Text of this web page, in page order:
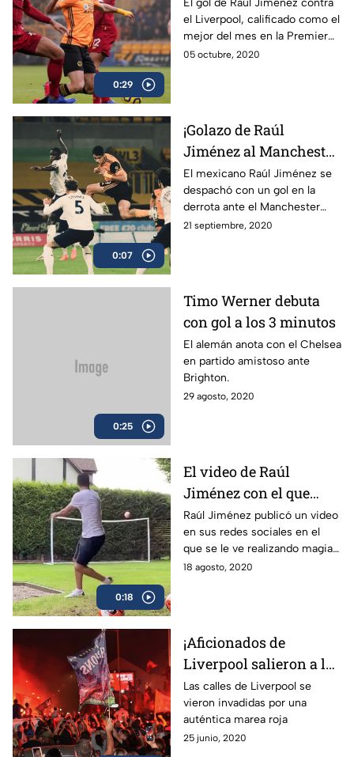
0:29
tenga bien presente!
El gol de Raúl Jiménez contra
el Liverpool, calificado como el
mejor del mes en la Premier
League, lo recordamos por la
05 octubre, 2020
0:07
¡Golazo de Raúl
Jiménez al Manchester
City, en VIDEO!
El mexicano Raúl Jiménez se
despachó con un gol en la
derrota ante el Manchester
City de este lunes.
21 septiembre, 2020
0:25
Timo Werner debuta
con gol a los 3 minutos
El alemán anota con el Chelsea
en partido amistoso ante
Brighton.
29 agosto, 2020
0:18
El video de Raúl
Jiménez con el que
convence a la Juventus
y Cristiano Ronaldo
Raúl Jiménez publicó un video
en sus redes sociales en el
que se le ve realizando magia y
anotando un golazo.
18 agosto, 2020
¡Aficionados de
Liverpool salieron a las
calles a celebrar el
título de Premier
League!
Las calles de Liverpool se
vieron invadidas por una
auténtica marea roja
25 junio, 2020